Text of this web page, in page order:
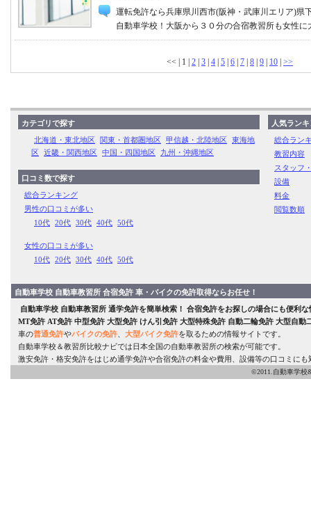
運転免許なら兵庫県川西市(阪神・武庫川エリア)県
自動車学校！大阪から３０分の合宿教習所も女性に
<< | 1 | 2 3 4 5 6 7 8 9 10 >>
カテゴリで探す
北海道・東北地区 関東・首都圏地区 甲信越・北陸地区 東海地
区 近畿・関西地区 中国・四国地区 九州・沖縄地区
口コミ数で探す
総合ランキング
男性の口コミが多い
10代 20代 30代 40代 50代
女性の口コミが多い
10代 20代 30代 40代 50代
人気ラン
総合ラン
教習内容
スタッフ
設備
料金
閲覧数順
自動車学校 自動車教習所 合宿免許 車・バイクの免許取得ならお任せ！
自動車学校 自動車教習所 通学免許を簡単検索！ 合宿免許をお探しの場合にも便利
MT免許 AT免許 中型免許 大型免許 けん引免許 大型特殊免許 自動二輪免許 大型自動
車の普通免許やバイクの免許 大型バイク免許を取るための情報サイトです。
自動車学校＆教習所比較ナビでは日本全国の自動車教習所の検索が可能です。
激安免許・格安免許をはじめ通学免許や合宿免許の料金や費用、設備等の口コミに
©2011.自動車学校